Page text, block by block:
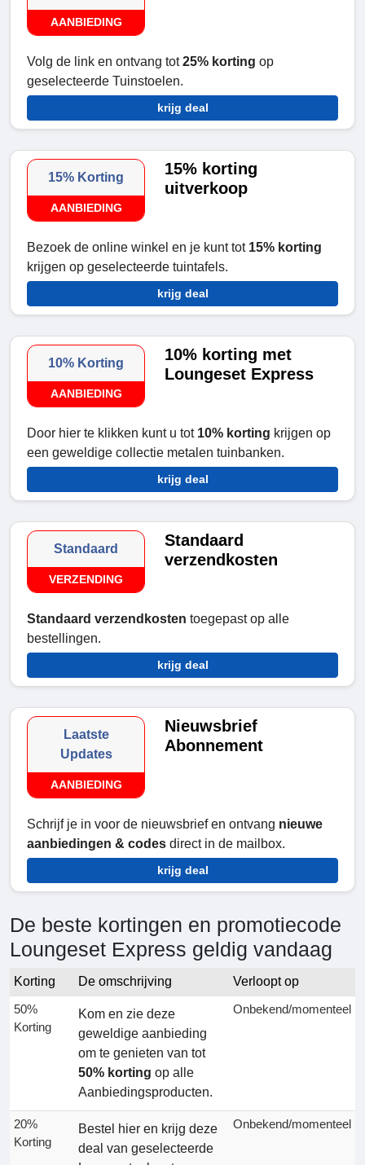
AANBIEDING
Volg de link en ontvang tot25% korting op
geselecteerde Tuinstoelen.
krijg deal
15% Korting
AANBIEDING
15% korting
uitverkoop
Bezoek de online winkel en je kunt tot 15% korting
krijgen op geselecteerde tuintafels.
krijg deal
10% Korting
AANBIEDING
10% korting met
Loungeset Express
Door hier te klikken kunt u tot 10% korting krijgen op
een geweldige collectie metalen tuinbanken.
krijg deal
Standaard
VERZENDING
Standaard
verzendkosten
Standaard verzendkosten toegepast op alle
bestellingen.
krijg deal
Laatste
Updates
AANBIEDING
Nieuwsbrief
Abonnement
Schrijf je in voor de nieuwsbrief en ontvang nieuwe
aanbiedingen & codes direct in de mailbox.
krijg deal
De beste kortingen en promotiecode
Loungeset Express geldig vandaag
Korting De omschrijving
Verloopt op
50%
Korting
Kom en zie deze
geweldige aanbieding
om te genieten van tot
50% korting op alle
Aanbiedingsproducten.
Onbekend/momenteel
20%
Korting
Bestel hier en krijg deze
deal van geselecteerde
Onbekend/momenteel